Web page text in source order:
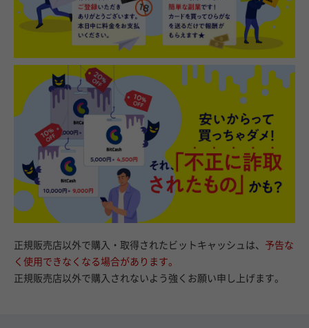
正規販売店以外で購入・取得されたビットキャッシュは、 予告な
く使用できなくなる場合があります。
正規販売店以外で購入されないよう強くお願い申し上げます。